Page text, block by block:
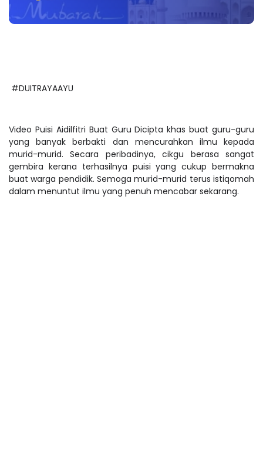
#DUITRAYAAYU
Video Puisi Aidilfitri Buat Guru Dicipta khas buat guru-guru
yang banyak berbakti dan mencurahkan ilmu kepada
murid-murid. Secara peribadinya, cikgu berasa sangat
gembira kerana terhasilnya puisi yang cukup bermakna
buat warga pendidik. Semoga murid-murid terus istiqomah
dalam menuntut ilmu yang penuh mencabar sekarang.